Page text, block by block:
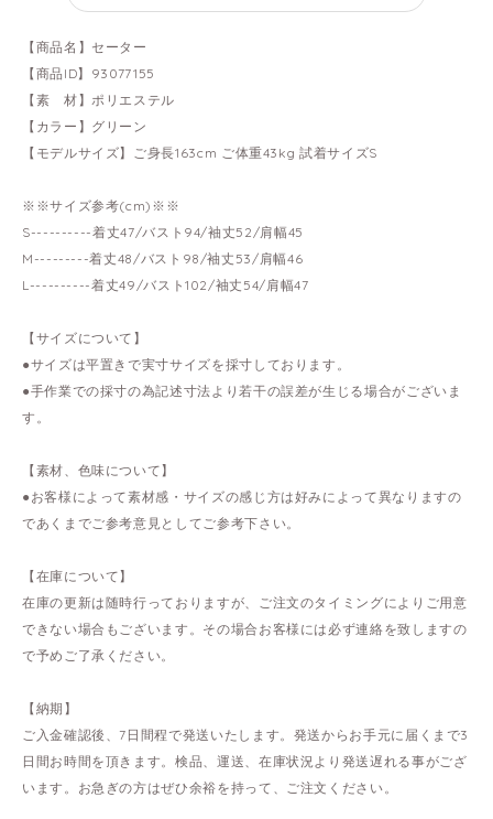
【商品名】セーター
【商品ID】93077155
【素 材】ポリエステル
【カラー】グリーン
【モデルサイズ】ご身長163cm ご体重43kg 試着サイズS
※※サイズ参考(cm)※※
S----------着丈47/バスト94/袖丈52/肩幅45
M---------着丈48/バスト98/袖丈53/肩幅46
L----------着丈49/バスト102/袖丈54/肩幅47
【サイズについて】
●サイズは平置きで実寸サイズを採寸しております。
●手作業での採寸の為記述寸法より若干の誤差が生じる場合がございま
す。
【素材、色味について】
●お客様によって素材感・サイズの感じ方は好みによって異なりますの
であくまでご参考意見としてご参考下さい。
【在庫について】
在庫の更新は随時行っておりますが、ご注文のタイミングによりご用意
できない場合もございます。その場合お客様には必ず連絡を致しますの
で予めご了承ください。
【納期】
ご入金確認後、7日間程で発送いたします。発送からお手元に届くまで3
日間お時間を頂きます。検品、運送、在庫状況より発送遅れる事がござ
います。お急ぎの方はぜひ余裕を持って、ご注文ください。